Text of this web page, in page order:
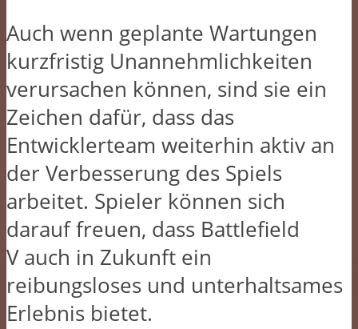
Auch wenn geplante Wartungen
kurzfristig Unannehmlichkeiten
verursachen können, sind sie ein
Zeichen dafür, dass das
Entwicklerteam weiterhin aktiv an
der Verbesserung des Spiels
arbeitet. Spieler können sich
darauf freuen, dass Battlefield
V auch in Zukunft ein
reibungsloses und unterhaltsames
Erlebnis bietet.